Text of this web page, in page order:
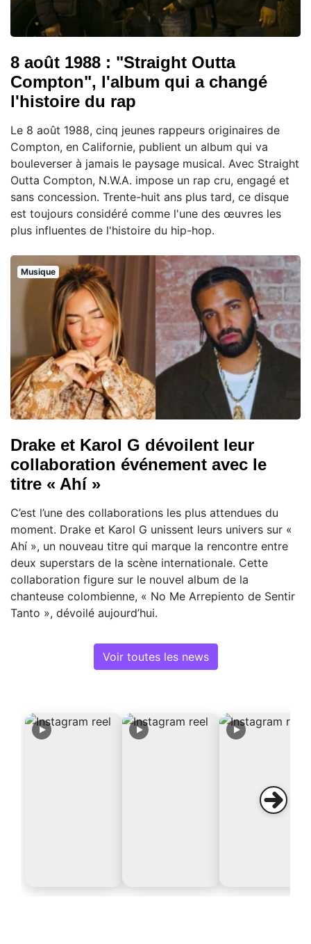
8 août 1988 : "Straight Outta
Compton", l'album qui a changé
l'histoire du rap
Le 8 août 1988, cinq jeunes rappeurs originaires de
Compton, en Californie, publient un album qui va
bouleverser à jamais le paysage musical. Avec Straight
Outta Compton, N.W.A. impose un rap cru, engagé et
sans concession. Trente-huit ans plus tard, ce disque
est toujours considéré comme l'une des œuvres les
plus influentes de l'histoire du hip-hop.
Musique
Drake et Karol G dévoilent leur
collaboration événement avec le
titre « Ahí »
C’est l’une des collaborations les plus attendues du
moment. Drake et Karol G unissent leurs univers sur «
Ahí », un nouveau titre qui marque la rencontre entre
deux superstars de la scène internationale. Cette
collaboration figure sur le nouvel album de la
chanteuse colombienne, « No Me Arrepiento de Sentir
Tanto », dévoilé aujourd’hui.
Voir toutes les news